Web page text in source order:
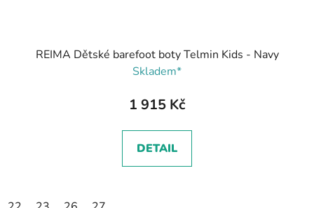
REIMA Dětské barefoot boty Telmin Kids - Navy
Skladem*
1 915 Kč
DETAIL